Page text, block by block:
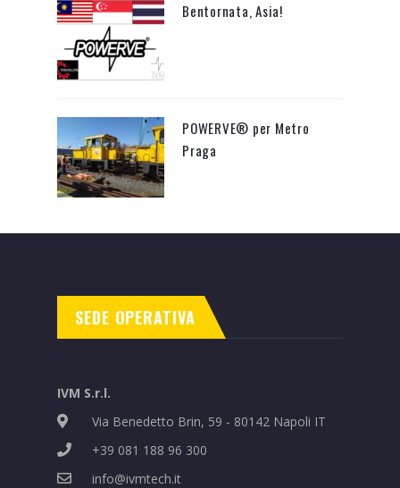
Bentornata, Asia!
POWERVE® per Metro
Praga
SEDE OPERATIVA
IVM S.r.l.
Via Benedetto Brin, 59 - 80142 Napoli IT
+39 081 188 96 300
info@ivmtech.it